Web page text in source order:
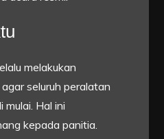
melakukan
seluruh peralatan
mulai. Hal ini
kepada panitia.